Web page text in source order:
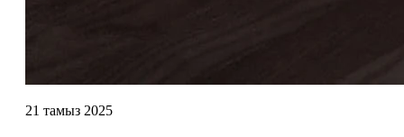
21 тамыз 2025